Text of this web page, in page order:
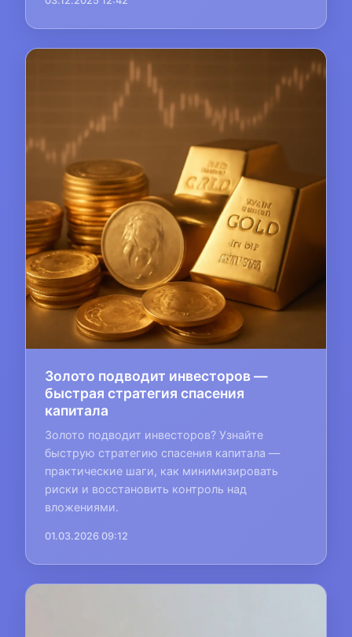
Золото подводит инвесторов —
быстрая стратегия спасения
капитала
Золото подводит инвесторов? Узнайте
быструю стратегию спасения капитала —
практические шаги, как минимизировать
риски и восстановить контроль над
вложениями.
01.03.2026 09:12